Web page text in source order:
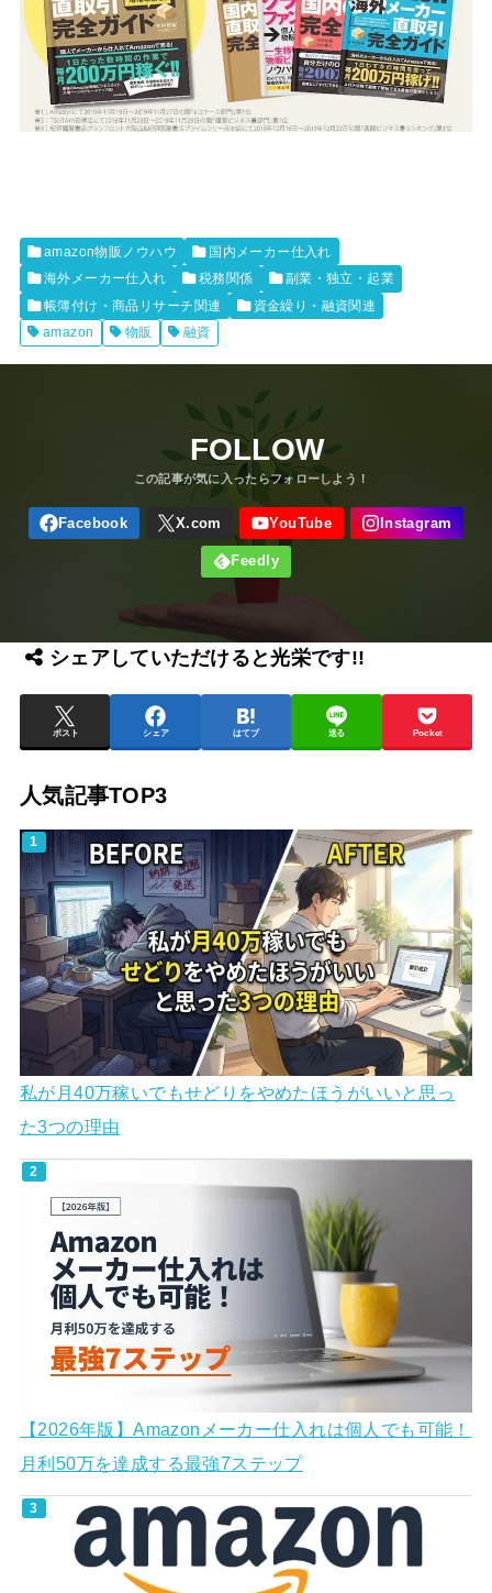
amazon物販ノウハウ
国内メーカー仕入れ
海外メーカー仕入れ
税務関係
副業・独立・起業
帳簿付け・商品リサーチ関連
資金繰り・融資関連
amazon
物販 融資
FOLLOW
シェアしていただけると光栄です!!
ポスト シェア はてブ 送る Pocket
人気記事TOP3
私が月40万稼いでもせどりをやめたほうがいいと思っ
た3つの理由
【2026年版】Amazonメーカー仕入れは個人でも可能！
月利50万を達成する最強7ステップ